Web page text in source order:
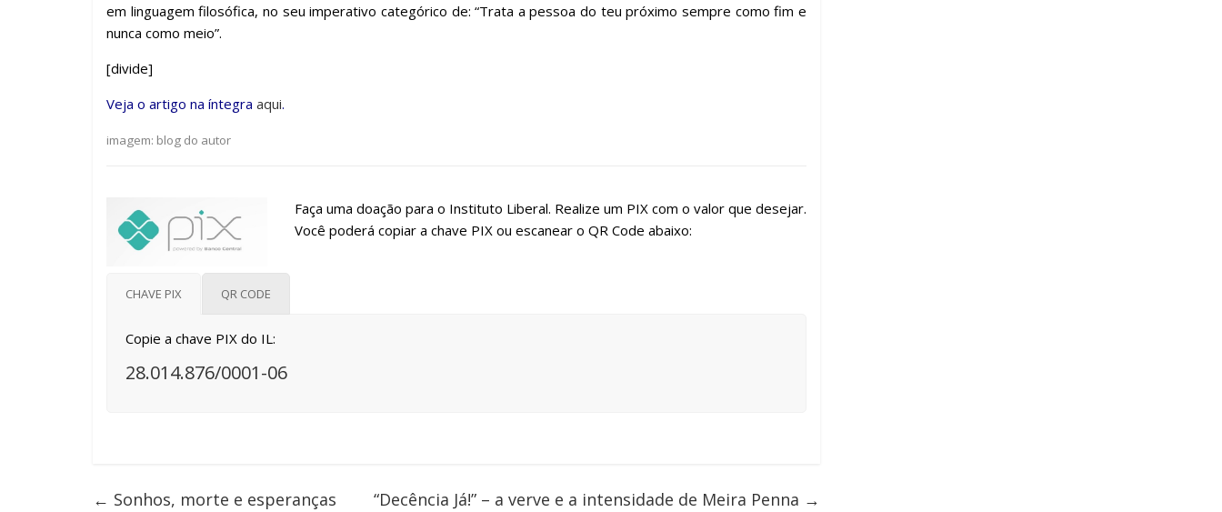
em linguagem filosófica, no seu imperativo categórico de: “Trata a pessoa do teu próximo sempre como fim e
nunca como meio”.
[divide]
Veja o artigo na íntegra aqui.
imagem: blog do autor
Faça uma doação para o Instituto Liberal. Realize um PIX com o valor que desejar.
Você poderá copiar a chave PIX ou escanear o QR Code abaixo:
CHAVE PIX QR CODE
Copie a chave PIX do IL:
28.014.876/0001-06
← Sonhos, morte e esperanças “Decência Já!” – a verve e a intensidade de Meira Penna →